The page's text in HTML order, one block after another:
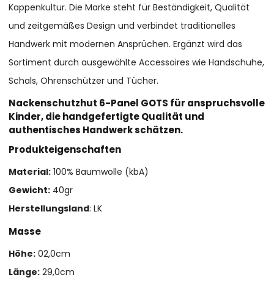
Kappenkultur. Die Marke steht für Beständigkeit, Qualität
und zeitgemäßes Design und verbindet traditionelles
Handwerk mit modernen Ansprüchen. Ergänzt wird das
Sortiment durch ausgewählte Accessoires wie Handschuhe,
Schals, Ohrenschützer und Tücher.
Nackenschutzhut 6-Panel GOTS für anspruchsvolle
Kinder, die handgefertigte Qualität und
authentisches Handwerk schätzen.
Produkteigenschaften
Material: 100% Baumwolle (kbA)
Gewicht: 40gr
Herstellungsland: LK
Masse
Höhe: 02,0cm
Länge: 29,0cm